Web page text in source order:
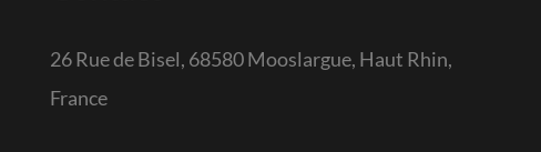
26 Rue de Bisel, 68580 Mooslargue, Haut Rhin,
France